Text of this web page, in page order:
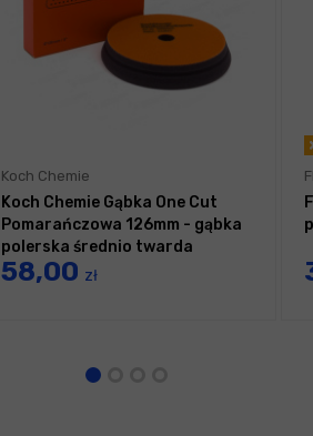
Koch Chemie
Koch Chemie Gąbka One Cut
Pomarańczowa 126mm - gąbka
polerska średnio twarda
58,00 zł